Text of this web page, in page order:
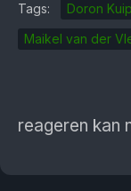
Tags: Doron
Maikel van der
reageren kan